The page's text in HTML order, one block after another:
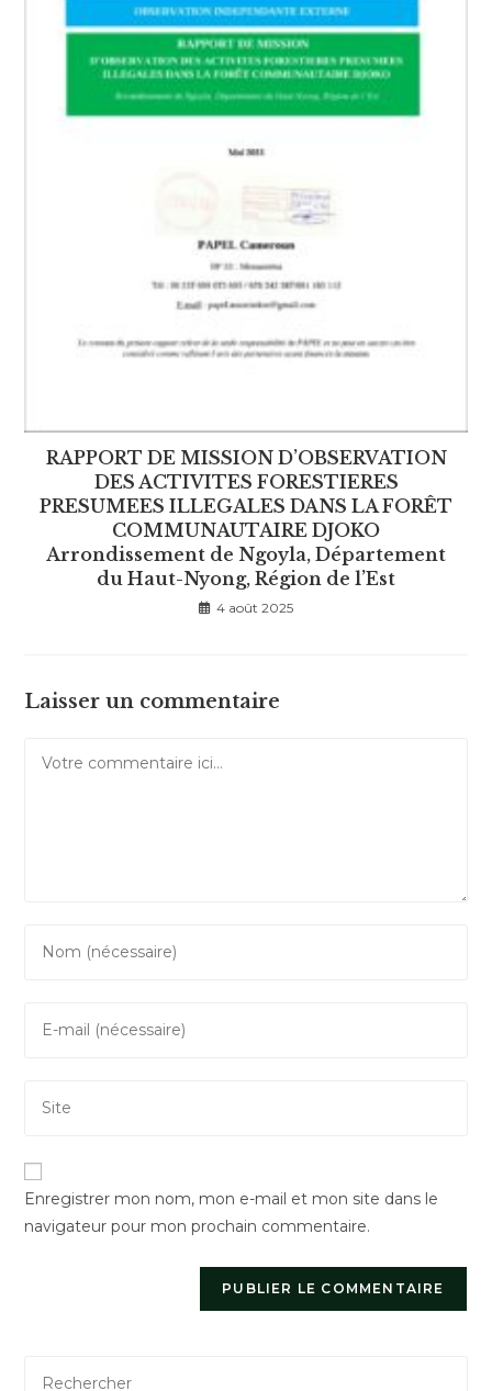
RAPPORT DE MISSION D’OBSERVATION
DES ACTIVITES FORESTIERES
PRESUMEES ILLEGALES DANS LA FORÊT
COMMUNAUTAIRE DJOKO
Arrondissement de Ngoyla, Département
du Haut-Nyong, Région de l’Est
4 août 2025
Laisser un commentaire
comment
address
votre
site
(facultatif)
Enregistrer mon nom, mon e-mail et mon site dans le
navigateur pour mon prochain commentaire.